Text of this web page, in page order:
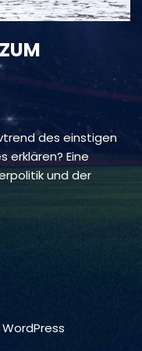
des einstigen
erklären? Eine
und der
WordPress